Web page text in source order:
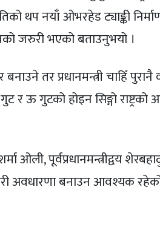
थप नयाँ ओभरहेड ट्याङ्की
जरुरी भएको बताउनुभयो ।
तर प्रधानमन्त्री चाहिँ
र ऊ गुटको होइन सिङ्गो
शर्मा ओली, पूर्वप्रधानमन्त्रीद्वय
अवधारणा बनाउन आवश्यक